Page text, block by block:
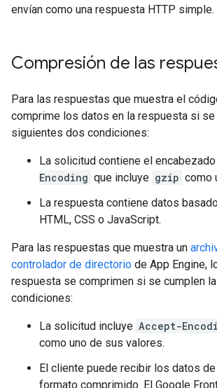
envían como una respuesta HTTP simple.
Compresión de las
Para las respuestas que muestra el
comprime los datos en la respuesta si se
siguientes dos condiciones:
La solicitud contiene el encabezado
Encoding que incluye gzip como
La respuesta contiene datos
HTML, CSS o JavaScript.
Para las respuestas que muestra un
controlador de directorio de App Engine,
respuesta se comprimen si se cumplen
condiciones:
La solicitud incluye Accept-
como uno de sus valores.
El cliente puede recibir los datos
formato comprimido. El Google